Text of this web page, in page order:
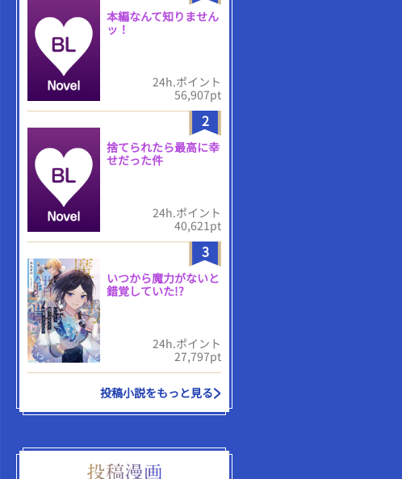
本編なんて知りません
ッ！
24h.ポイント
56,907pt
2
捨てられたら最高に幸
せだった件
24h.ポイント
40,621pt
3
いつから魔力がないと
錯覚していた!?
24h.ポイント
27,797pt
投稿小説をもっと見る